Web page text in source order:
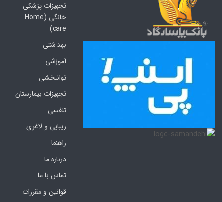
تجهیزات پزشکی
خانگی (Home
care)
بهداشتی
آموزشی
توانبخشی
تجهیزات بیمارستان
تنفسی
زیبایی و لاغری
راهنما
درباره ما
تماس با ما
قوانین و مقررات